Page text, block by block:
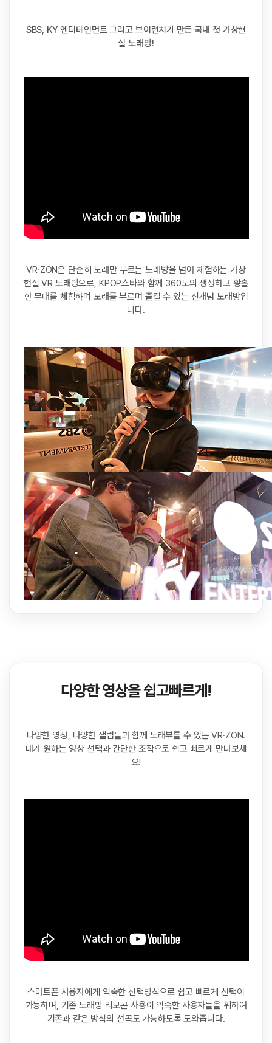
SBS, KY 엔터테인먼트 그리고 브이런치가 만든 국내 첫 가상현
실 노래방!
VR·ZON은 단순히 노래만 부르는 노래방을 넘어 체험하는 가상
현실 VR 노래방으로, KPOP스타와 함께 360도의 생성하고 황홀
한 무대를 체험하며 노래를 부르며 즐길 수 있는 신개념 노래방입
니다.
다양한 영상을 쉽고빠르게!
다양한 영상, 다양한 샐럽들과 함께 노래부를 수 있는 VR·ZON.
내가 원하는 영상 선택과 간단한 조작으로 쉽고 빠르게 만나보세
요!
스마트폰 사용자에게 익숙한 선택방식으로 쉽고 빠르게 선택이
가능하며, 기존 노래방 리모콘 사용이 익숙한 사용자들을 위하여
기존과 같은 방식의 선곡도 가능하도록 도와줍니다.